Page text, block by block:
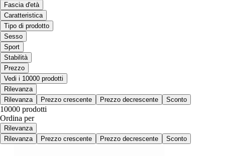
Fascia d'età
Caratteristica
Tipo di prodotto
Sesso
Sport
Stabilità
Prezzo
Vedi i 10000 prodotti
Rilevanza
Rilevanza
Prezzo crescente Prezzo decrescente Sconto
10000 prodotti
Ordina per
Rilevanza
Rilevanza
Prezzo crescente Prezzo decrescente Sconto